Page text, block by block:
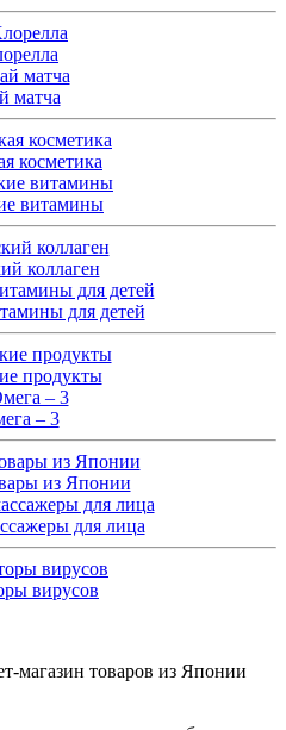
матча
косметика
витамины
коллаген
для детей
продукты
– 3
из Японии
для лица
вирусов
магазин товаров из Японии